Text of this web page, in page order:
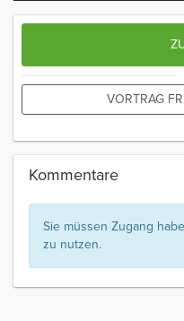
VORTRAG
Kommentare
Sie müssen Zugang
zu nutzen.